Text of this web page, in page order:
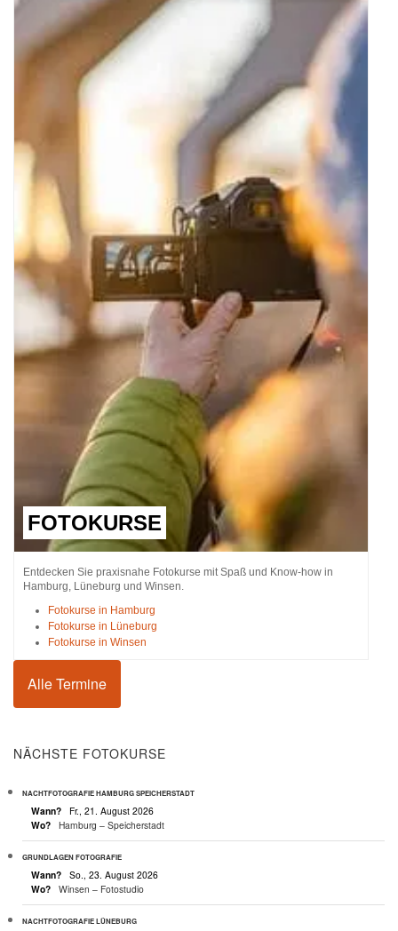
FOTOKURSE
Entdecken Sie praxisnahe Fotokurse mit Spaß und Know-how in
Hamburg, Lüneburg und Winsen.
Fotokurse in Hamburg
Fotokurse in Lüneburg
Fotokurse in Winsen
Alle Termine
NÄCHSTE FOTOKURSE
NACHTFOTOGRAFIE HAMBURG SPEICHERSTADT
Wann?
Fr., 21. August 2026
Wo?
Hamburg – Speicherstadt
GRUNDLAGEN FOTOGRAFIE
Wann?
So., 23. August 2026
Wo?
Winsen – Fotostudio
NACHTFOTOGRAFIE LÜNEBURG